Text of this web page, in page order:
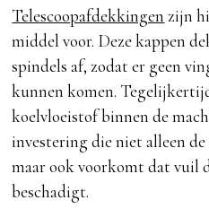
Telescoopafdekkingen zijn
middel voor. Deze kappen
spindels af, zodat er geen
kunnen komen.
koelvloeistof binnen de
investering die niet alleen
maar ook voorkomt dat vuil
beschadigt.